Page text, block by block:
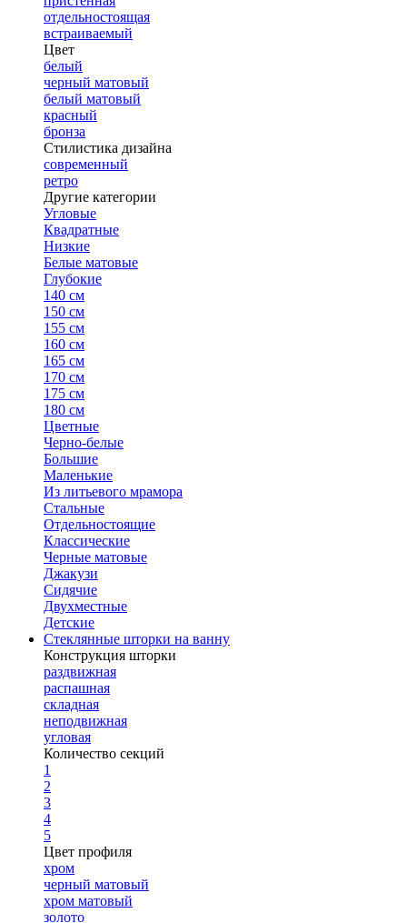
отдельностоящая
встраиваемый
Цвет
белый
черный матовый
белый матовый
красный
бронза
Стилистика дизайна
современный
ретро
Другие категории
Угловые
Квадратные
Низкие
Белые матовые
Глубокие
140 см
150 см
155 см
160 см
165 см
170 см
175 см
180 см
Цветные
Черно-белые
Большие
Маленькие
Из литьевого мрамора
Стальные
Отдельностоящие
Классические
Черные матовые
Джакузи
Сидячие
Двухместные
Детские
Стеклянные шторки на ванну
Конструкция шторки
раздвижная
распашная
складная
неподвижная
угловая
Количество секций
1
2
3
4
5
Цвет профиля
хром
черный матовый
хром матовый
золото